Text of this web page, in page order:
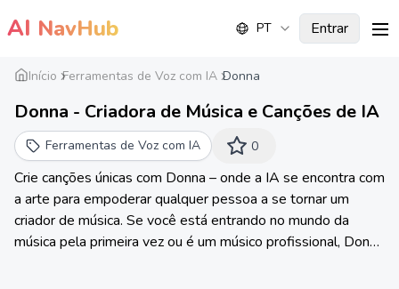
AI NavHub PT Entrar
Início Ferramentas de Voz com IA Donna
Donna - Criadora de Música e Canções de IA
Ferramentas de Voz com IA 0
Crie canções únicas com Donna – onde a IA se encontra com
a arte para empoderar qualquer pessoa a se tornar um
criador de música. Se você está entrando no mundo da
música pela primeira vez ou é um músico profissional, Donna